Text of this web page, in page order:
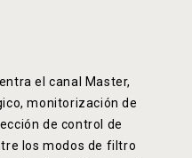
el canal Master,
monitorización de
de control de
los modos de filtro